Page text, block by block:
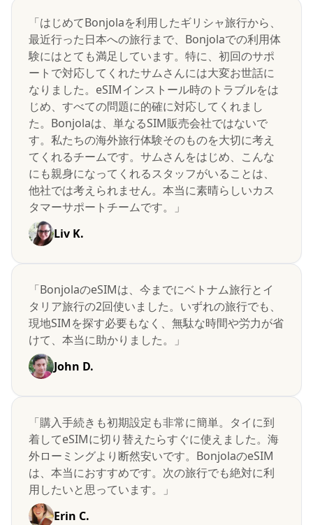
「はじめてBonjolaを利用したギリシャ旅行から、
最近行った日本への旅行まで、Bonjolaでの利用体
験にはとても満足しています。特に、初回のサポ
ートで対応してくれたサムさんには大変お世話に
なりました。eSIMインストール時のトラブルをは
じめ、すべての問題に的確に対応してくれまし
た。Bonjolaは、単なるSIM販売会社ではないで
す。私たちの海外旅行体験そのものを大切に考え
てくれるチームです。サムさんをはじめ、こんな
にも親身になってくれるスタッフがいることは、
他社では考えられません。本当に素晴らしいカス
タマーサポートチームです。」
Liv K.
「BonjolaのeSIMは、今までにベトナム旅行とイ
タリア旅行の2回使いました。いずれの旅行でも、
現地SIMを探す必要もなく、無駄な時間や労力が省
けて、本当に助かりました。」
John D.
「購入手続きも初期設定も非常に簡単。タイに到
着してeSIMに切り替えたらすぐに使えました。海
外ローミングより断然安いです。BonjolaのeSIM
は、本当におすすめです。次の旅行でも絶対に利
用したいと思っています。」
Erin C.